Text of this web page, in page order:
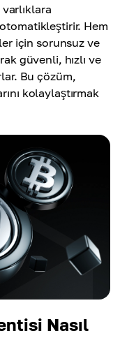
Hem
için sorunsuz ve
güvenli, hızlı ve
Bu çözüm,
kolaylaştırmak
Nasıl